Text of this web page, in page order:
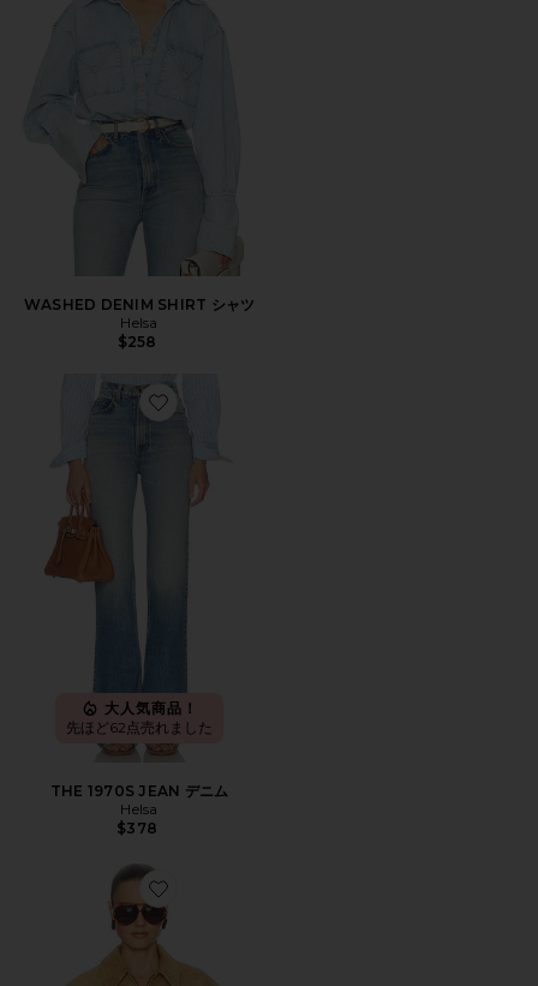
WASHED DENIM SHIRT シャツ
Helsa
$258
Favorite THE 1970S JEAN デニム
大人気商品！
先ほど62点売れました
THE 1970S JEAN デニム
Helsa
$378
Favorite THE SUEDE ZIP BOMBER ジャケット